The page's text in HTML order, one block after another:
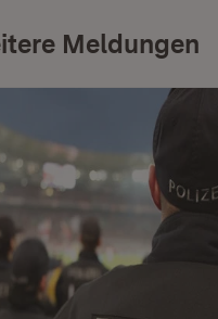
Meldungen